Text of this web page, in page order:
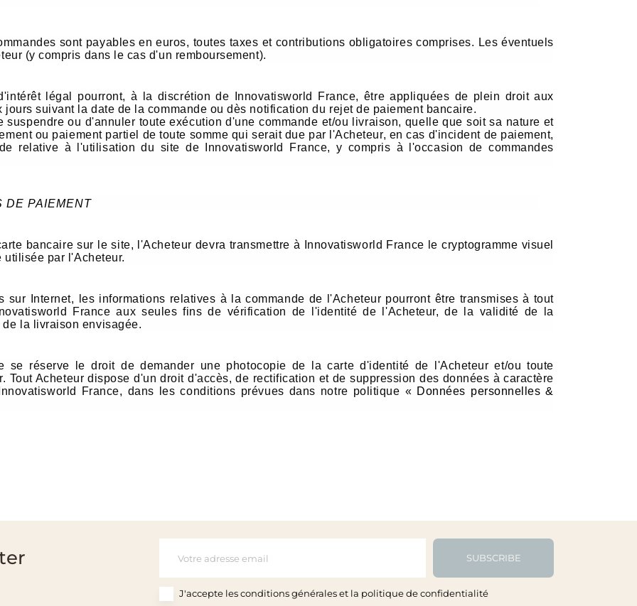
sont payables en euros, toutes taxes et contributions obligatoires comprises. Les éventuels
(y compris dans le cas d'un remboursement).
légal pourront, à la discrétion de Innovatisworld France, être appliquées de plein droit aux
suivant la date de la commande ou dès notification du rejet de paiement bancaire.
suspendre ou d'annuler toute exécution d'une commande et/ou livraison, quelle que soit sa nature et
ou paiement partiel de toute somme qui serait due par l'Acheteur, en cas d'incident de paiement,
relative à l'utilisation du site de Innovatisworld France, y compris à l'occasion de commandes
DE PAIEMENT
bancaire sur le site, l'Acheteur devra transmettre à Innovatisworld France le cryptogramme visuel
utilisée par l'Acheteur.
sur Internet, les informations relatives à la commande de l'Acheteur pourront être transmises à tout
France aux seules fins de vérification de l'identité de l'Acheteur, de la validité de la
la livraison envisagée.
se réserve le droit de demander une photocopie de la carte d'identité de l'Acheteur et/ou toute
Tout Acheteur dispose d'un droit d'accès, de rectification et de suppression des données à caractère
France, dans les conditions prévues dans notre politique « Données personnelles &
SUBSCRIBE
J'accepte les conditions générales et la politique de confidentialité